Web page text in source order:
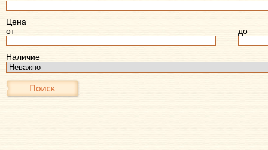
Цена
от
до
Наличие